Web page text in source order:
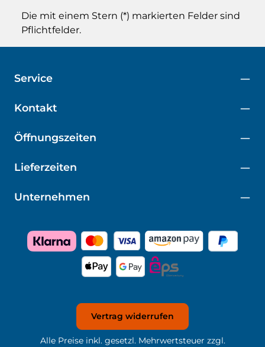
Die mit einem Stern (*) markierten Felder sind
Pflichtfelder.
Kontakt
Öffnungszeiten
Service
Unternehmen
Lieferzeiten
Vertrag widerrufen
Alle Preise inkl. gesetzl. Mehrwertsteuer zzgl.